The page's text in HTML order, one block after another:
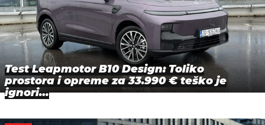
Test Leapmotor B10 Design: Toliko
prostora i opreme za 33.990 € teško je
ignori…